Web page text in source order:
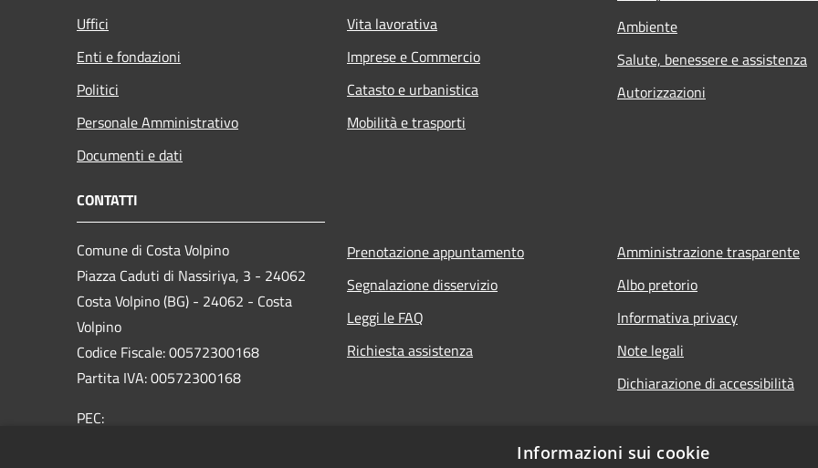
Uffici
Enti e fondazioni
Politici
Personale Amministrativo
Documenti e dati
Vita lavorativa
Imprese e Commercio
Catasto e urbanistica
Mobilità e trasporti
Ambiente
Salute, benessere e assistenza
Autorizzazioni
CONTATTI
Comune di Costa Volpino
Piazza Caduti di Nassiriya, 3 - 24062
Costa Volpino (BG) - 24062 - Costa
Volpino
Codice Fiscale: 00572300168
Partita IVA: 00572300168
PEC:
Prenotazione appuntamento
Segnalazione disservizio
Leggi le FAQ
Richiesta assistenza
Amministrazione trasparente
Albo pretorio
Informativa privacy
Note legali
Dichiarazione di accessibilità
Informazioni sui cookie